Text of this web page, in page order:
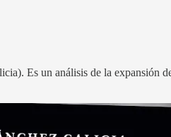
Es un análisis de la expansión